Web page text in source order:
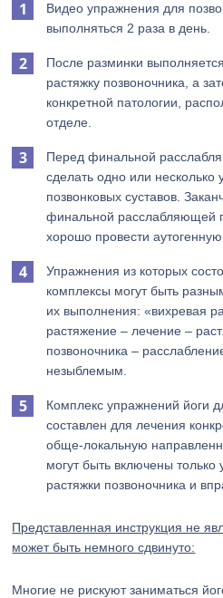
Видео упражнения для
выполняться 2 раза в день.
После разминки
растяжку позвоночника, а
конкретной патологии,
отделе.
Перед финальной
сделать одно или несколько
позвонковых суставов.
финальной расслабляющей
хорошо провести аутогенную
Упражнения из которых
комплексы могут быть
их выполнения: «вихревая
растяжение – лечение –
позвоночника –
незыблемым.
Комплекс упражнений йоги
составлен для лечения
обще-локальную
могут быть включены только
растяжки позвоночника и
Представленная инструкция не
может быть немного сдвинуто:
Многие не рискуют заниматься